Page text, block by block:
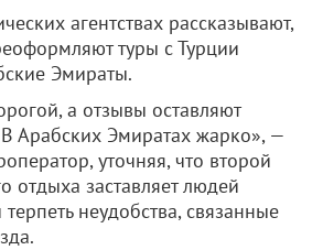
агентствах рассказывают,
туры с Турции
Эмираты.
а отзывы оставляют
Арабских Эмиратах жарко», —
уточняя, что второй
отдыха заставляет людей
неудобства, связанные